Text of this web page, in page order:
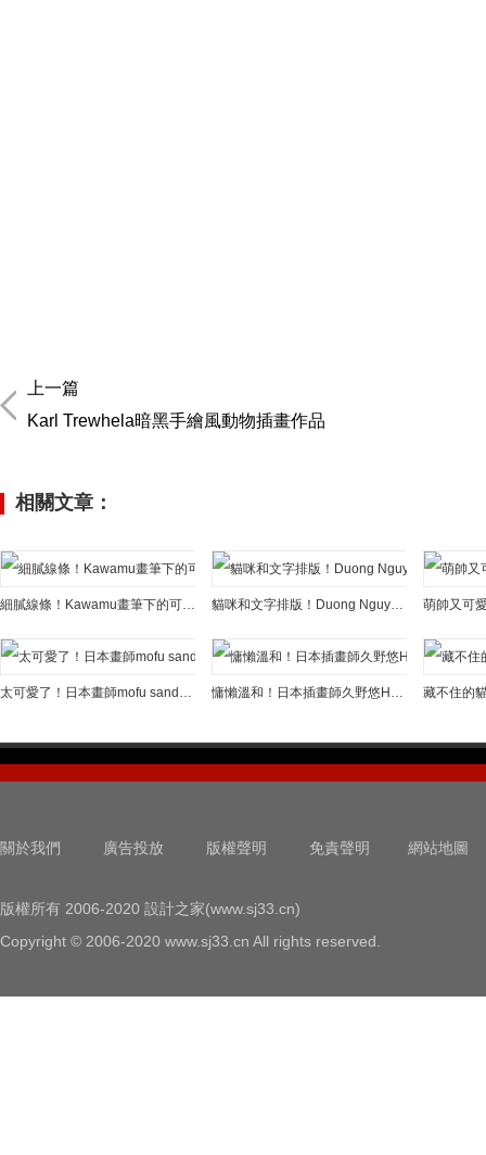
上一篇
Karl Trewhela暗黑手繪風動物插畫作品
相關文章：
細膩線條！Kawamu畫筆下的可愛貓咪生活 貓咪和文字排版！Duong Nguyn插畫作品欣賞
太可愛了！日本畫師mofu sand筆下的貓咪世界 慵懶溫和！日本插畫師久野悠Haruka KUNO筆下的貓咪
關於我們 廣告投放 版權聲明 免責聲明 網站地圖
版權所有 2006-2020 設計之家(www.sj33.cn)
Copyright © 2006-2020 www.sj33.cn All rights reserved.